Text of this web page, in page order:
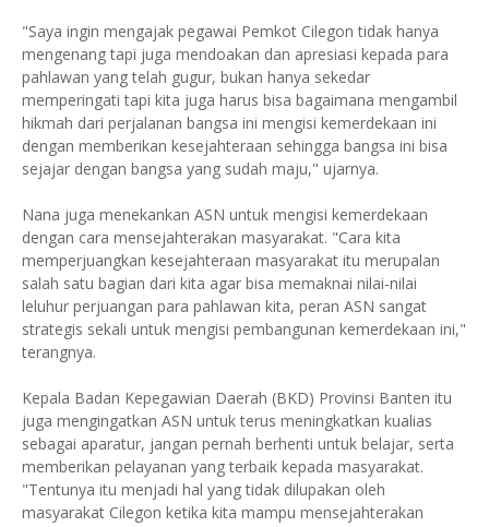
"Saya ingin mengajak pegawai Pemkot Cilegon tidak hanya
mengenang tapi juga mendoakan dan apresiasi kepada para
pahlawan yang telah gugur, bukan hanya sekedar
memperingati tapi kita juga harus bisa bagaimana mengambil
hikmah dari perjalanan bangsa ini mengisi kemerdekaan ini
dengan memberikan kesejahteraan sehingga bangsa ini bisa
sejajar dengan bangsa yang sudah maju," ujarnya.
Nana juga menekankan ASN untuk mengisi kemerdekaan
dengan cara mensejahterakan masyarakat. "Cara kita
memperjuangkan kesejahteraan masyarakat itu merupalan
salah satu bagian dari kita agar bisa memaknai nilai-nilai
leluhur perjuangan para pahlawan kita, peran ASN sangat
strategis sekali untuk mengisi pembangunan kemerdekaan ini,"
terangnya.
Kepala Badan Kepegawian Daerah (BKD) Provinsi Banten itu
juga mengingatkan ASN untuk terus meningkatkan kualias
sebagai aparatur, jangan pernah berhenti untuk belajar, serta
memberikan pelayanan yang terbaik kepada masyarakat.
"Tentunya itu menjadi hal yang tidak dilupakan oleh
masyarakat Cilegon ketika kita mampu mensejahterakan